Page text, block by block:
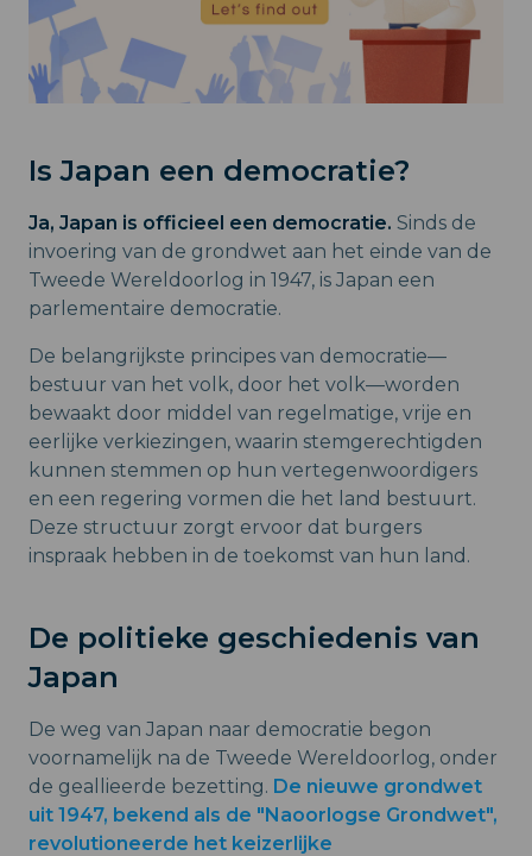
Is Japan een democratie?
Ja, Japan is officieel een democratie. Sinds de
invoering van de grondwet aan het einde van de
Tweede Wereldoorlog in 1947, is Japan een
parlementaire democratie.
De belangrijkste principes van democratie—
bestuur van het volk, door het volk—worden
bewaakt door middel van regelmatige, vrije en
eerlijke verkiezingen, waarin stemgerechtigden
kunnen stemmen op hun vertegenwoordigers
en een regering vormen die het land bestuurt.
Deze structuur zorgt ervoor dat burgers
inspraak hebben in de toekomst van hun land.
De politieke geschiedenis van
Japan
De weg van Japan naar democratie begon
voornamelijk na de Tweede Wereldoorlog, onder
de geallieerde bezetting. De nieuwe grondwet
uit 1947, bekend als de "Naoorlogse Grondwet",
revolutioneerde het keizerlijke